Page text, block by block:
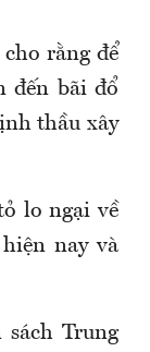
rằng để
đến bãi đổ
thầu xây
lo ngại về
nay và
Trung